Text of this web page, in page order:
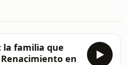
la familia que
en